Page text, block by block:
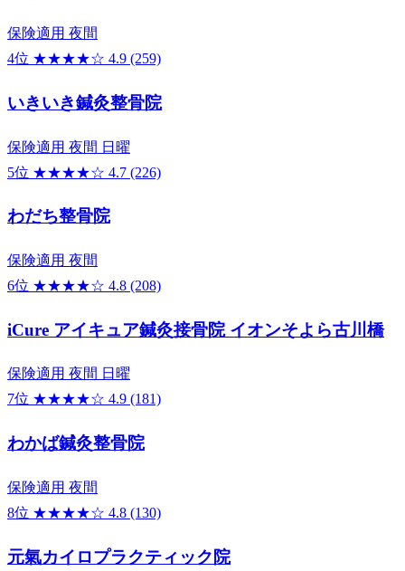
保険適用 夜間
4位 ★★★★☆ 4.9 (259)
いきいき鍼灸整骨院
保険適用 夜間 日曜
5位 ★★★★☆ 4.7 (226)
わだち整骨院
保険適用 夜間
6位 ★★★★☆ 4.8 (208)
iCure アイキュア鍼灸接骨院 イオンそよら古川橋
保険適用 夜間 日曜
7位 ★★★★☆ 4.9 (181)
わかば鍼灸整骨院
保険適用 夜間
8位 ★★★★☆ 4.8 (130)
元氣カイロプラクティック院